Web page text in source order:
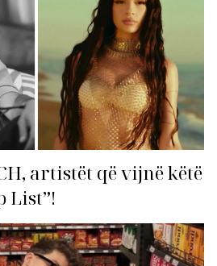
artistët që vijnë këtë
List”!